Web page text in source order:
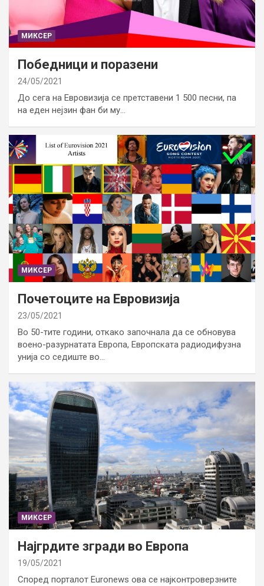
МИКСЕР
Победници и поразени
24/05/2021
До сега на Евровизија се претставени 1 500 песни, па
на еден нејзин фан би му…
МИКСЕР
Почетоците на Евровизија
23/05/2021
Во 50-тите години, откако започнала да се обновува
воено-разурнатата Европа, Европската радиодифузна
унија со седиште во…
МИКСЕР
Најгрдите згради во Европа
19/05/2021
Според порталот Euronews ова се најконтроверзните